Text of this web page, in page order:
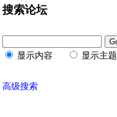
搜索论坛
显示内容 显示主题
高级搜索